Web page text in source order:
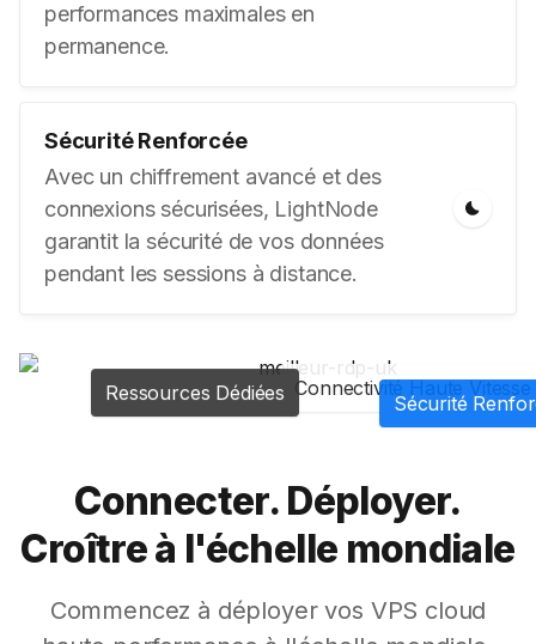
performances maximales en
permanence.
Sécurité Renforcée
Avec un chiffrement avancé et des
connexions sécurisées, LightNode
garantit la sécurité de vos données
pendant les sessions à distance.
Connectivité Haute Vitesse
Ressources Dédiées Sécurité
Connecter. Déployer.
Croître à l'échelle mondiale
Commencez à déployer vos VPS cloud